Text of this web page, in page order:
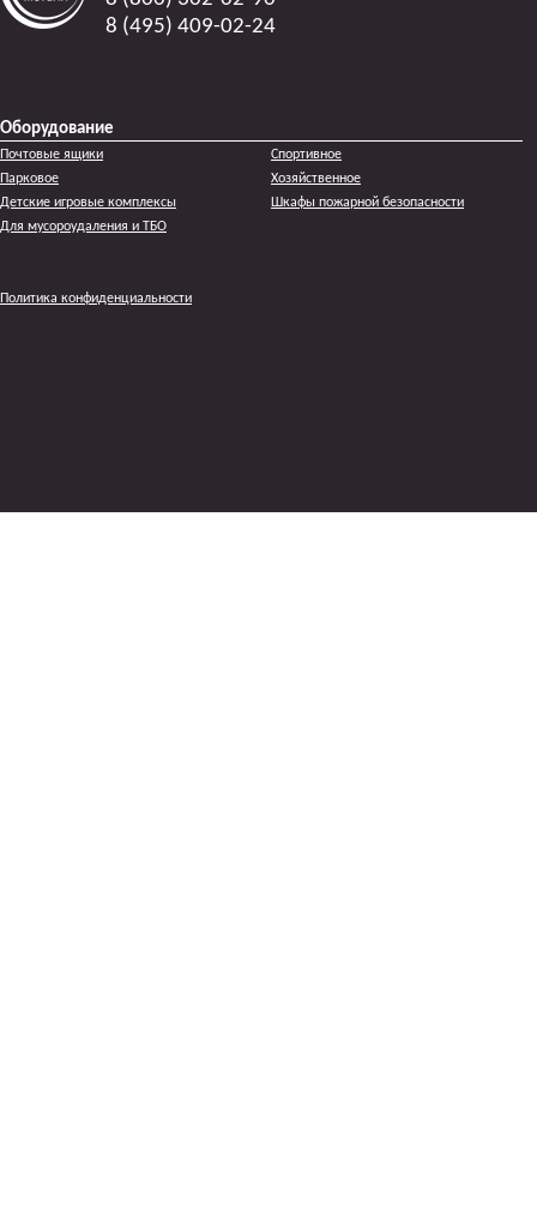
8 (495) 409-02-24
Оборудование
Почтовые ящики
Парковое
Детские игровые комплексы
Для мусороудаления и ТБО
Спортивное
Хозяйственное
Шкафы пожарной безопасности
Политика конфиденциальности